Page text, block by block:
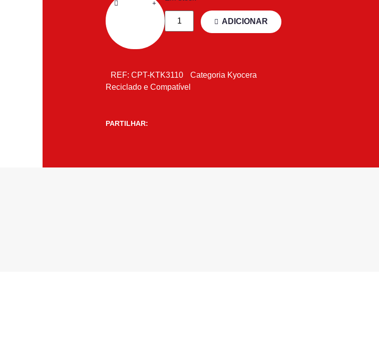
ADICIONAR
REF: CPT-KTK3110 Categoria Kyocera
Reciclado e Compatível
PARTILHAR: